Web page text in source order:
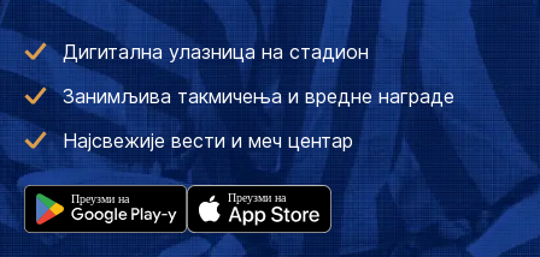
Дигитална улазница на стадион
Занимљива такмичења и вредне награде
Најсвежије вести и меч центар